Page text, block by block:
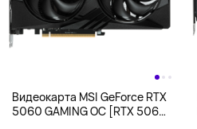
Видеокарта MSI GeForce RTX
5060 GAMING OC [RTX 5060